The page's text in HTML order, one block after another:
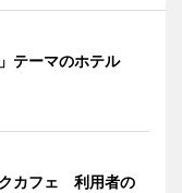
テーマのホテル
カフェ 利用者の